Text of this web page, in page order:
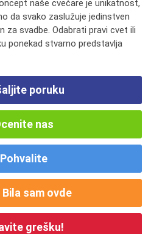
naše cvećare je unikatnost,
da svako zaslužuje jedinstven
za svadbe. Odabrati pravi cvet ili
ponekad stvarno predstavlja
poruku
nas
Pohvalite
Bila sam ovde
grešku!